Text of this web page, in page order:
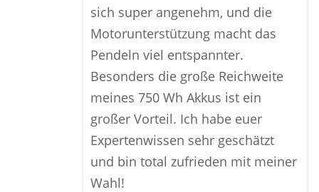
sich super angenehm, und die
Motorunterstützung macht das
Pendeln viel entspannter.
Besonders die große Reichweite
meines 750 Wh Akkus ist ein
großer Vorteil. Ich habe euer
Expertenwissen sehr geschätzt
und bin total zufrieden mit meiner
Wahl!